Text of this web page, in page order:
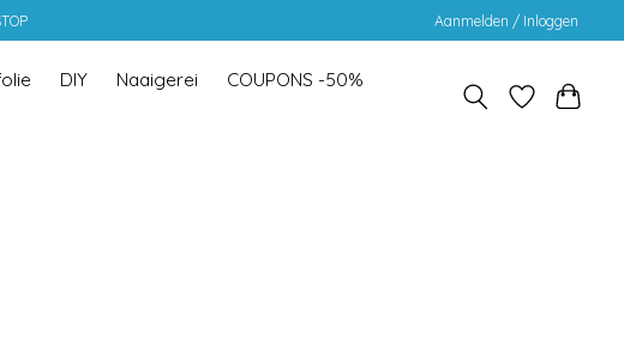
Aanmelden / Inloggen
DIY Naaigerei
COUPONS -50%